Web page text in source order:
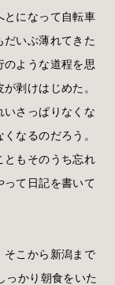
とになって自転車
だいぶ薄れてきた
のような道程を思
剥けはじめた。
いさっぱりなくな
なるのだろう。
ともそのうち忘れ
って日記を書いて
そこから新潟まで
っかり朝食をいた